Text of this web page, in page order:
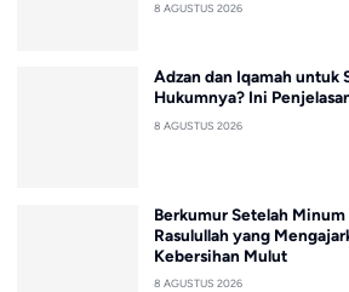
8 AGUSTUS 2026
Adzan dan Iqamah untuk
Hukumnya? Ini
8 AGUSTUS 2026
Berkumur Setelah Minum
Rasulullah yang
Kebersihan Mulut
8 AGUSTUS 2026